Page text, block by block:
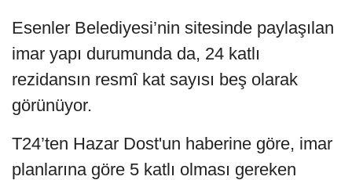
Esenler Belediyesi’nin sitesinde paylaşılan
imar yapı durumunda da, 24 katlı
rezidansın resmî kat sayısı beş olarak
görünüyor.
T24’ten Hazar Dost'un haberine göre, imar
planlarına göre 5 katlı olması gereken